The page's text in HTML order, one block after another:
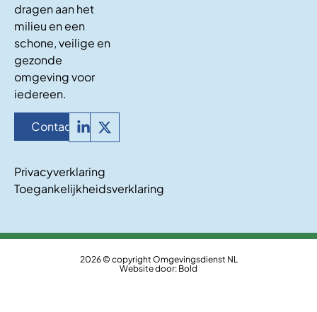
dragen aan het
milieu en een
schone, veilige en
gezonde
omgeving voor
iedereen.
Contact
Privacyverklaring
Toegankelijkheidsverklaring
2026 © copyright Omgevingsdienst NL
Website door: Bold